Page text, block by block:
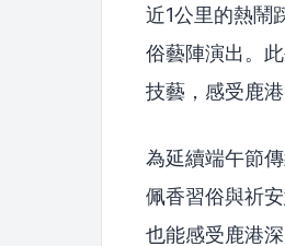
近1公里的熱鬧
俗藝陣演出。
技藝，感受鹿
為延續端午節
佩香習俗與祈
也能感受鹿港深